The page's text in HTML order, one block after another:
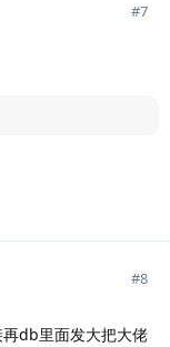
#7
#8
db里面发大把大佬